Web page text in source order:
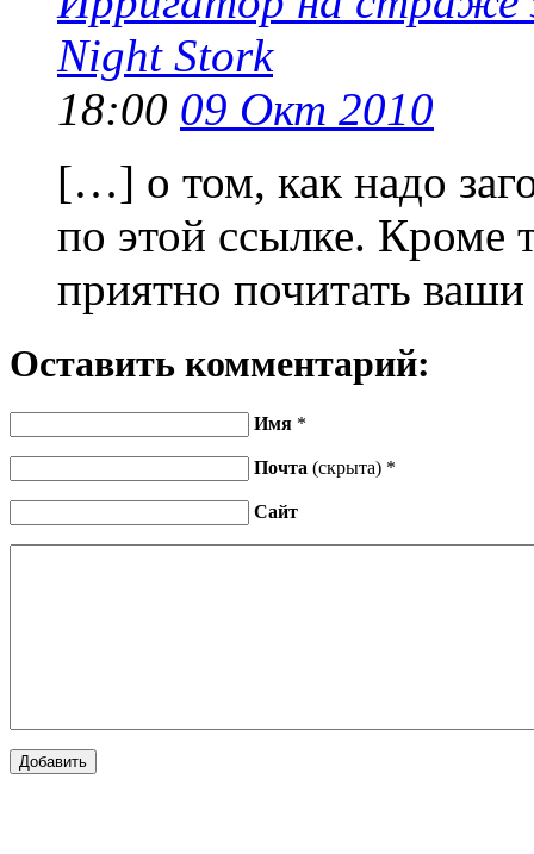
Night Stork
18:00 09 Окт 2010
[…] о том, как надо
по этой ссылке. Кроме
приятно почитать
Оставить комментарий:
Имя *
Почта (скрыта) *
Сайт